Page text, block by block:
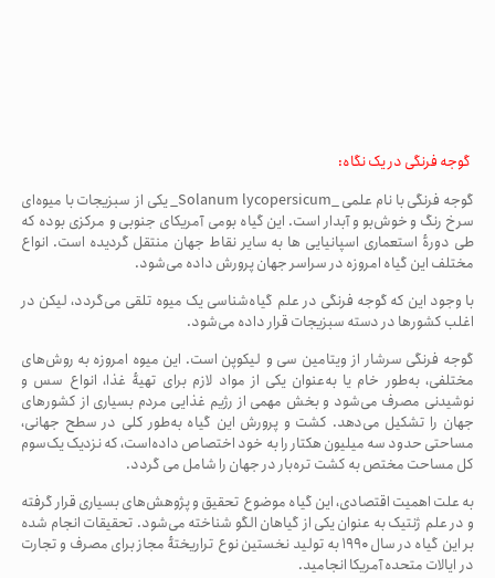
گوجه فرنگی در یک نگاه:
گوجه فرنگی با نام علمی _Solanum lycopersicum_ یکی از سبزیجات با میوه‌ای
سرخ‌ رنگ و خوش‌بو و آبدار است. این گیاه بومی آمریکای جنوبی و مرکزی بوده که
طی دورهٔ استعماری اسپانیایی ها به سایر نقاط جهان منتقل گردیده است. انواع
مختلف این گیاه امروزه در سراسر جهان پرورش داده می‌شود.
با وجود این که گوجه فرنگی در علم گیاه‌شناسی یک میوه تلقی می‌گردد، لیکن در
اغلب کشورها در دسته سبزیجات قرار داده می‌شود.
گوجه فرنگی سرشار از ویتامین سی و لیکوپن است. این میوه امروزه به روش‌های
مختلفی، به‌طور خام یا به‌عنوان یکی از مواد لازم برای تهیهٔ غذا، انواع سس و
نوشیدنی مصرف می‌شود و بخش مهمی از رژیم غذایی مردم بسیاری از کشورهای
جهان را تشکیل می‌دهد. کشت و پرورش این گیاه به‌طور کلی در سطح جهانی،
مساحتی حدود سه میلیون هکتار را به خود اختصاص داده‌است، که نزدیک یک‌سوم
کل مساحت مختص به کشت تره‌بار در جهان را شامل می گردد.
به علت اهمیت اقتصادی، این گیاه موضوع تحقیق و پژوهش‌های بسیاری قرار گرفته
و در علم ژنتیک به عنوان یکی از گیاهان الگو شناخته می‌شود. تحقیقات انجام‌ شده
بر این گیاه در سال ۱۹۹۰ به تولید نخستین نوع تراریختهٔ مجاز برای مصرف و تجارت
در ایالات متحده آمریکا انجامید.